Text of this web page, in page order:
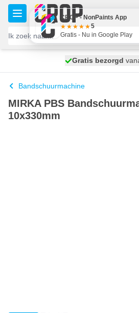
Ga naar de inhoud
Gratis bezorgd
100 dagen
Bandschuurmachine
MIRKA PBS
10x330mm
CROP - NonPaints App
5
Gratis - Nu in Google Play